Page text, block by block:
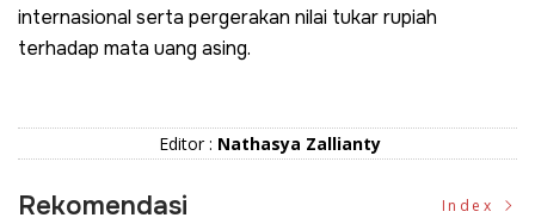
internasional serta pergerakan nilai tukar rupiah
terhadap mata uang asing.
Editor : Nathasya Zallianty
Rekomendasi Index